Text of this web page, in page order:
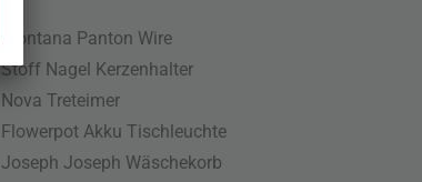
Montana Panton Wire
Stoff Nagel Kerzenhalter
Nova Treteimer
Flowerpot Akku Tischleuchte
Joseph Joseph Wäschekorb